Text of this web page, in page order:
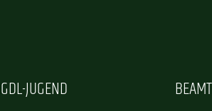
GDL-JUGEND